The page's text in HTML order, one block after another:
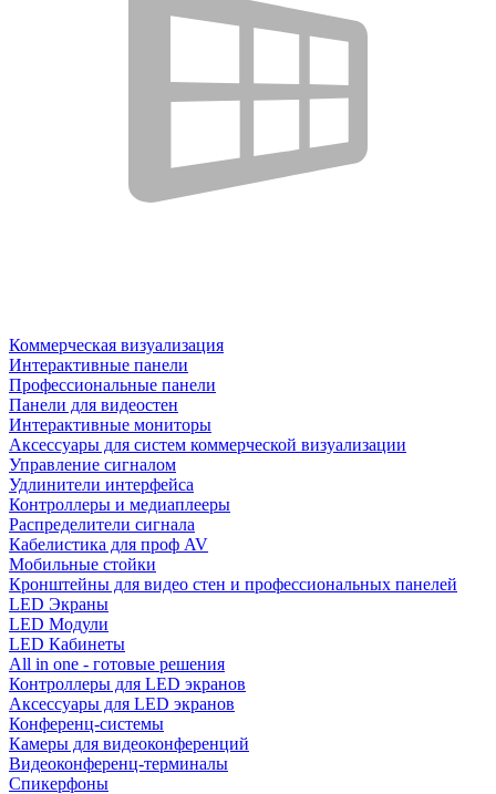
Коммерческая визуализация
Интерактивные панели
Профессиональные панели
Панели для видеостен
Интерактивные мониторы
Аксессуары для систем коммерческой визуализации
Управление сигналом
Удлинители интерфейса
Контроллеры и медиаплееры
Распределители сигнала
Кабелистика для проф AV
Мобильные стойки
Кронштейны для видео стен и профессиональных панелей
LED Экраны
LED Модули
LED Кабинеты
All in one - готовые решения
Контроллеры для LED экранов
Аксессуары для LED экранов
Конференц-системы
Камеры для видеоконференций
Видеоконференц-терминалы
Спикерфоны